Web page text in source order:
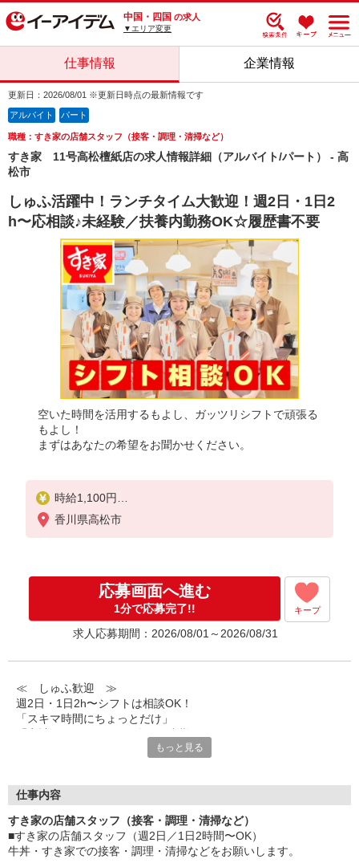
中国・四国 の求人
▼エリア変更
仕事情報 企業情報
更新日：2026/08/01 ※更新日時点の最新情報です
アルバイト パート
職種：すき家の店舗スタッフ（接客・調理・清掃など）
すき家 11号高松檀紙店の求人情報詳細（アルバイト/パート） - 高
松市
しゅふ活躍中！ランチタイム大歓迎！週2日・1日2
h〜応相談♪未経験／扶養内勤務OK☆履歴書不要
空いた時間を活用するもよし、ガッツリシフトで頑張る
もよし！
まずはあなたの希望をお聞かせください。
時給1,100円
※22:00〜翌5:00：時給1,375円
※高校生時給1,040円
香川県高松市
応募画面へ進む
1分で応募完了!! キープ
求人応募期間：2026/08/01～2026/08/31
≪ しゅふ歓迎 ≫
週2日・1日2h〜シフトは相談OK！
「スキマ時間にちょっとだけ」
など、自分らしく活躍できますよ。
■髪型・髪色自由
■給与前払い可
急な出費も安心♪
■社員登用あり
もっと見る
仕事内容
すき家の店舗スタッフ（接客・調理・清掃など）
■すき家の店舗スタッフ（週2日／1日2時間〜OK）
牛丼・すき家での接客・調理・清掃などをお願いします。